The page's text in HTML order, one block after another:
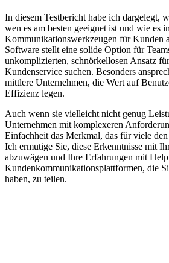
In diesem Testbericht habe ich dargelegt,
wen es am besten geeignet ist und wie es
Kommunikationswerkzeugen für Kunden
Software stellt eine solide Option für
unkomplizierten, schnörkellosen Ansatz
Kundenservice suchen. Besonders
mittlere Unternehmen, die Wert auf
Effizienz legen.
Auch wenn sie vielleicht nicht genug
Unternehmen mit komplexeren
Einfachheit das Merkmal, das für viele
Ich ermutige Sie, diese Erkenntnisse mit
abzuwägen und Ihre Erfahrungen mit
Kundenkommunikationsplattformen, die
haben, zu teilen.